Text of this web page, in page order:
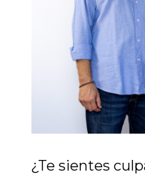
¿Te sientes